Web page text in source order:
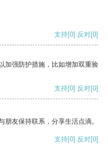
支持[0] 反对[0]
加强防护措施，比如增加双重验
支持[0] 反对[0]
友保持联系，分享生活点滴。
支持[0] 反对[0]